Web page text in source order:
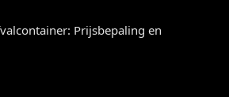
Prijsbepaling en